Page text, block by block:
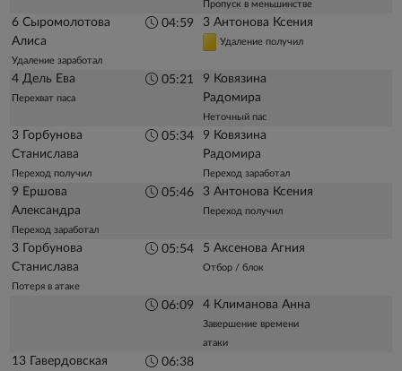
Пропуск в меньшинстве
6 Сыромолотова
Алиса
Удаление заработал
04:59 3 Антонова Ксения
Удаление получил
4 Дель Ева
Перехват паса
05:21
9 Ковязина
Радомира
Неточный пас
3 Горбунова
Станислава
Переход получил
05:34
9 Ковязина
Радомира
Переход заработал
9 Ершова
Александра
Переход заработал
05:46 3 Антонова Ксения
Переход получил
3 Горбунова
Станислава
Потеря в атаке
05:54 5 Аксенова Агния
Отбор / блок
06:09 4 Климанова Анна
Завершение времени
атаки
13 Гавердовская
06:38